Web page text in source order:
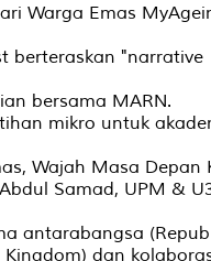
Warga Emas
berteraskan "narrative
bersama MARN.
mikro untuk
Wajah Masa Depan
Samad, UPM &
antarabangsa
Kingdom) dan